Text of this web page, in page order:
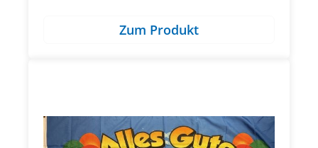
Zum Produkt